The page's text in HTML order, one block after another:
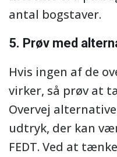
antal bogstaver.
5. Prøv med
Hvis ingen af de
virker, så prøv at
Overvej
udtryk, der kan
FEDT. Ved at